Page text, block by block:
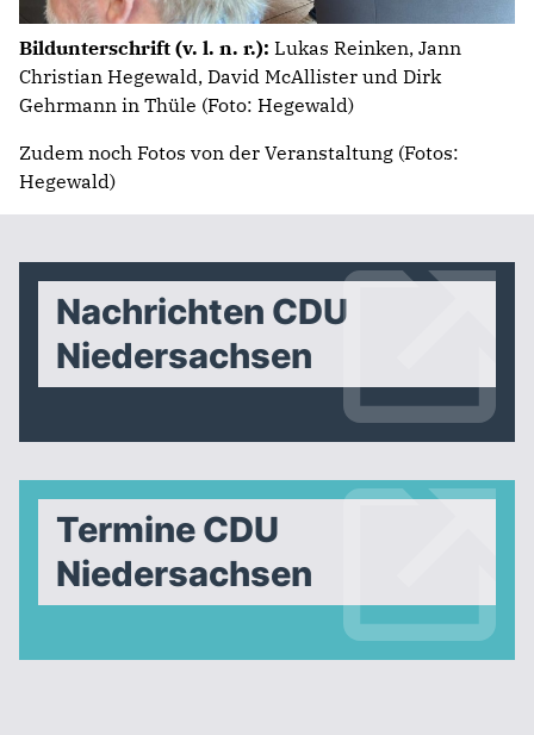
Bildunterschrift (v. l. n. r.): Lukas Reinken, Jann
Christian Hegewald, David McAllister und Dirk
Gehrmann in Thüle (Foto: Hegewald)
Zudem noch Fotos von der Veranstaltung (Fotos:
Hegewald)
Nachrichten CDU
Niedersachsen
Termine CDU
Niedersachsen